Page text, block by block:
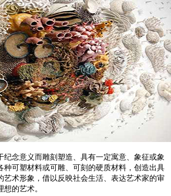
纪念意义而雕刻塑造、具有一定寓意、象征或象
种可塑材料或可雕、可刻的硬质材料，创造出具
艺术形象，借以反映社会生活、表达艺术家的审
的艺术。